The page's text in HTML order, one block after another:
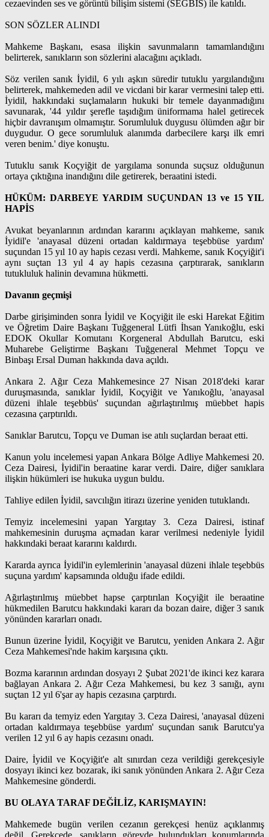
cezaevinden ses ve görüntü bilişim sistemi (SEGBİS) ile katıldı.
SON SÖZLER ALINDI
Mahkeme Başkanı, esasa ilişkin savunmaların tamamlandığını
belirterek, sanıkların son sözlerini alacağını açıkladı.
Söz verilen sanık İyidil, 6 yılı aşkın süredir tutuklu yargılandığını
belirterek, mahkemeden adil ve vicdani bir karar vermesini talep etti.
İyidil, hakkındaki suçlamaların hukuki bir temele dayanmadığını
savunarak, '44 yıldır şerefle taşıdığım üniformama halel getirecek
hiçbir davranışım olmamıştır. Sorumluluk duygusu ölümden ağır bir
duygudur. O gece sorumluluk alanımda darbecilere karşı ilk emri
veren benim.' diye konuştu.
Tutuklu sanık Koçyiğit de yargılama sonunda suçsuz olduğunun
ortaya çıktığına inandığını dile getirerek, beraatini istedi.
HÜKÜM: DARBEYE YARDIM SUÇUNDAN 13 ve 15 YIL
HAPİS
Avukat beyanlarının ardından kararını açıklayan mahkeme, sanık
İyidil'e 'anayasal düzeni ortadan kaldırmaya teşebbüse yardım'
suçundan 15 yıl 10 ay hapis cezası verdi. Mahkeme, sanık Koçyiğit'i
aynı suçtan 13 yıl 4 ay hapis cezasına çarptırarak, sanıkların
tutukluluk halinin devamına hükmetti.
Davanın geçmişi
Darbe girişiminden sonra İyidil ve Koçyiğit ile eski Harekat Eğitim
ve Öğretim Daire Başkanı Tuğgeneral Lütfi İhsan Yanıkoğlu, eski
EDOK Okullar Komutanı Korgeneral Abdullah Barutcu, eski
Muharebe Geliştirme Başkanı Tuğgeneral Mehmet Topçu ve
Binbaşı Ersal Duman hakkında dava açıldı.
Ankara 2. Ağır Ceza Mahkemesince 27 Nisan 2018'deki karar
duruşmasında, sanıklar İyidil, Koçyiğit ve Yanıkoğlu, 'anayasal
düzeni ihlale teşebbüs' suçundan ağırlaştırılmış müebbet hapis
cezasına çarptırıldı.
Sanıklar Barutcu, Topçu ve Duman ise atılı suçlardan beraat etti.
Kanun yolu incelemesi yapan Ankara Bölge Adliye Mahkemesi 20.
Ceza Dairesi, İyidil'in beraatine karar verdi. Daire, diğer sanıklara
ilişkin hükümleri ise hukuka uygun buldu.
Tahliye edilen İyidil, savcılığın itirazı üzerine yeniden tutuklandı.
Temyiz incelemesini yapan Yargıtay 3. Ceza Dairesi, istinaf
mahkemesinin duruşma açmadan karar verilmesi nedeniyle İyidil
hakkındaki beraat kararını kaldırdı.
Kararda ayrıca İyidil'in eylemlerinin 'anayasal düzeni ihlale teşebbüs
suçuna yardım' kapsamında olduğu ifade edildi.
Ağırlaştırılmış müebbet hapse çarptırılan Koçyiğit ile beraatine
hükmedilen Barutcu hakkındaki kararı da bozan daire, diğer 3 sanık
yönünden kararları onadı.
Bunun üzerine İyidil, Koçyiğit ve Barutcu, yeniden Ankara 2. Ağır
Ceza Mahkemesi'nde hakim karşısına çıktı.
Bozma kararının ardından dosyayı 2 Şubat 2021'de ikinci kez karara
bağlayan Ankara 2. Ağır Ceza Mahkemesi, bu kez 3 sanığı, aynı
suçtan 12 yıl 6'şar ay hapis cezasına çarptırdı.
Bu kararı da temyiz eden Yargıtay 3. Ceza Dairesi, 'anayasal düzeni
ortadan kaldırmaya teşebbüse yardım' suçundan sanık Barutcu'ya
verilen 12 yıl 6 ay hapis cezasını onadı.
Daire, İyidil ve Koçyiğit'e alt sınırdan ceza verildiği gerekçesiyle
dosyayı ikinci kez bozarak, iki sanık yönünden Ankara 2. Ağır Ceza
Mahkemesine gönderdi.
BU OLAYA TARAF DEĞİLİZ, KARIŞMAYIN!
Mahkemede bugün verilen cezanın gerekçesi henüz açıklanmış